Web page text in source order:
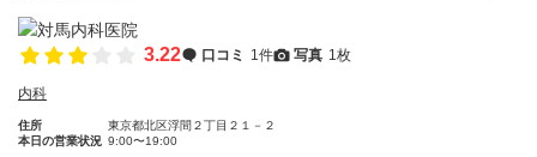
3.22 口コミ 1件 写真 1枚
内科
住所
東京都北区浮間２丁目２１－２
本日の営業状況 9:00〜19:00